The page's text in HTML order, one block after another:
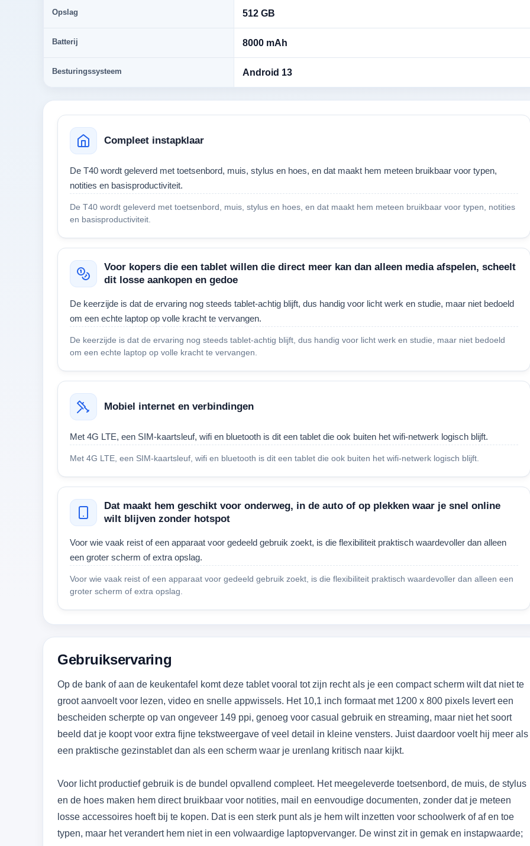
Opslag 512 GB
Batterij 8000 mAh
Besturingssysteem Android 13
Compleet instapklaar
De T40 wordt geleverd met toetsenbord, muis, stylus en hoes, en dat maakt hem meteen bruikbaar voor typen,
notities en basisproductiviteit.
De T40 wordt geleverd met toetsenbord, muis, stylus en hoes, en dat maakt hem meteen bruikbaar voor typen, notities
en basisproductiviteit.
Voor kopers die een tablet willen die direct meer kan dan alleen media afspelen, scheelt
dit losse aankopen en gedoe
De keerzijde is dat de ervaring nog steeds tablet-achtig blijft, dus handig voor licht werk en studie, maar niet bedoeld
om een echte laptop op volle kracht te vervangen.
De keerzijde is dat de ervaring nog steeds tablet-achtig blijft, dus handig voor licht werk en studie, maar niet bedoeld
om een echte laptop op volle kracht te vervangen.
Mobiel internet en verbindingen
Met 4G LTE, een SIM-kaartsleuf, wifi en bluetooth is dit een tablet die ook buiten het wifi-netwerk logisch blijft.
Met 4G LTE, een SIM-kaartsleuf, wifi en bluetooth is dit een tablet die ook buiten het wifi-netwerk logisch blijft.
Dat maakt hem geschikt voor onderweg, in de auto of op plekken waar je snel online
wilt blijven zonder hotspot
Voor wie vaak reist of een apparaat voor gedeeld gebruik zoekt, is die flexibiliteit praktisch waardevoller dan alleen
een groter scherm of extra opslag.
Voor wie vaak reist of een apparaat voor gedeeld gebruik zoekt, is die flexibiliteit praktisch waardevoller dan alleen een
groter scherm of extra opslag.
Gebruikservaring
Op de bank of aan de keukentafel komt deze tablet vooral tot zijn recht als je een compact scherm wilt dat niet te
groot aanvoelt voor lezen, video en snelle appwissels. Het 10,1 inch formaat met 1200 x 800 pixels levert een
bescheiden scherpte op van ongeveer 149 ppi, genoeg voor casual gebruik en streaming, maar niet het soort
beeld dat je koopt voor extra fijne tekstweergave of veel detail in kleine vensters. Juist daardoor voelt hij meer als
een praktische gezinstablet dan als een scherm waar je urenlang kritisch naar kijkt.
Voor licht productief gebruik is de bundel opvallend compleet. Het meegeleverde toetsenbord, de muis, de stylus
en de hoes maken hem direct bruikbaar voor notities, mail en eenvoudige documenten, zonder dat je meteen
losse accessoires hoeft bij te kopen. Dat is een sterk punt als je hem wilt inzetten voor schoolwerk of af en toe
typen, maar het verandert hem niet in een volwaardige laptopvervanger. De winst zit in gemak en instapwaarde;